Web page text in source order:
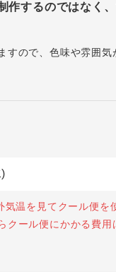
作するのではなく
すので、色味や雰囲気
温を見てクール便を
クール便にかかる費用